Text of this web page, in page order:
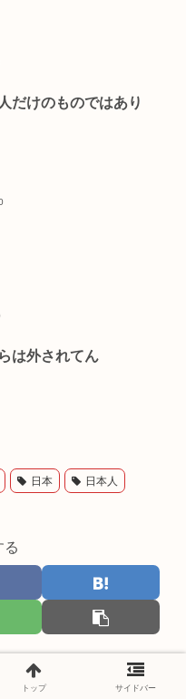
だけのものではあり
は外されてん
日本 日本人
る
トップ サイドバー